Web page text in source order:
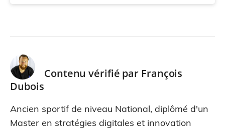
Contenu vérifié par François
Dubois
Ancien sportif de niveau National, diplômé d'un
Master en stratégies digitales et innovation